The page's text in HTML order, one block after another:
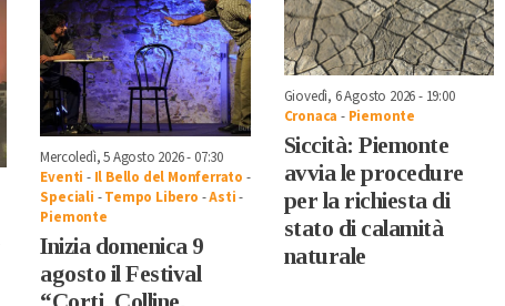
Mercoledì, 5 Agosto 2026 - 07:30
Eventi - Il Bello del Monferrato -
Speciali -Tempo Libero -Asti-
Piemonte
Inizia domenica 9
agosto il Festival
Giovedì, 6 Agosto 2026 - 19:00
Cronaca - Piemonte
Siccità: Piemonte
avvia le procedure
per la richiesta di
stato di calamità
naturale